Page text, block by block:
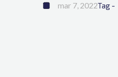
mar 7, 2022Tag -